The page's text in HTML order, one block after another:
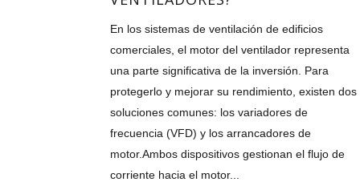
En los sistemas de ventilación de edificios
comerciales, el motor del ventilador representa
una parte significativa de la inversión. Para
protegerlo y mejorar su rendimiento, existen dos
soluciones comunes: los variadores de
frecuencia (VFD) y los arrancadores de
motor.Ambos dispositivos gestionan el flujo de
corriente hacia el motor...